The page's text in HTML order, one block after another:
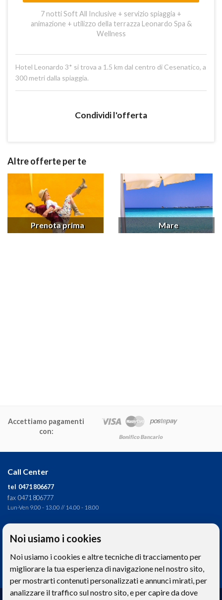
Noi usiamo i cookies
Noi usiamo i cookies e altre tecniche di tracciamento per
migliorare la tua esperienza di navigazione nel nostro sito,
per mostrarti contenuti personalizzati e annunci mirati, per
analizzare il traffico sul nostro sito, e per capire da dove
7 notti Soft All Inclusive + servizio spiaggia +
animazione + utilizzo della terrazza Leonardo Spa &
Wellness
Hotel Leonardo 3* si trova a 1.5 km dal centro di Cesenatico, a
300 metri dalla spiaggia.
Condividi l'offerta
Altre offerte per te
Prenota prima Mare
Accettiamo pagamenti
con:
Call Center
tel 0471 806677
fax 0471 806777
Lun-Ven 9.00 - 13.00 // 14.00 - 18.00
Ignas Tour S.p.A.
Largo Cesare Battisti, 28 - 39044 Egna (BZ) - Italia
P.IVA: 01652670215